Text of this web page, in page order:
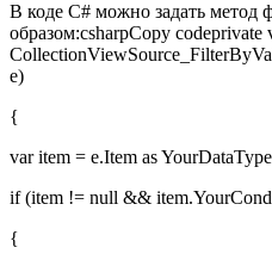
В коде C# можно задать
образом:csharpCopy codeprivate
e)
{
var item = e.Item as
if (item != null &&
{